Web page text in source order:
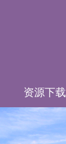
资源下载